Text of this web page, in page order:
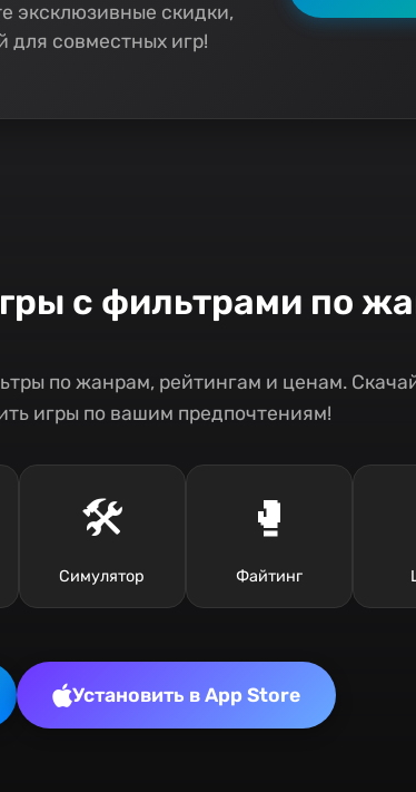
эксклюзивные скидки,
для совместных игр!
с фильтрами по
по жанрам, рейтингам и ценам.
игры по вашим предпочтениям!
🛠️
Симулятор
🥊
Файтинг
Установить в App Store